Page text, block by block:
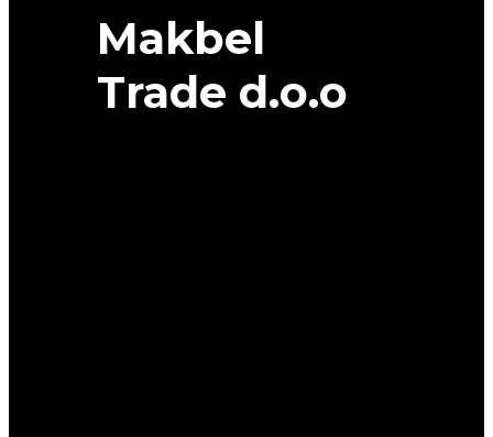
Makbel
Trade d.o.o